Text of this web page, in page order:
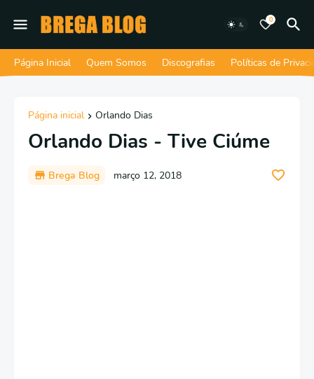
0
Página Inicial Quem Somos Discografias Políticas de
Página inicial Orlando Dias
Orlando Dias - Tive Ciúme
Brega Blog março 12, 2018